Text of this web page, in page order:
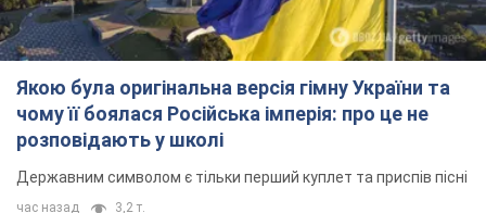
Кримінальні новини Шоста хвиля: в...
Важливе